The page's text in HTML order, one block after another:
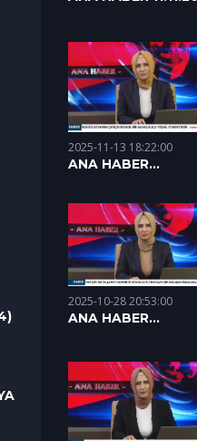
2025-11-13 18:22:00
ANA HABER
2025-10-28 20:53:00
ANA HABER